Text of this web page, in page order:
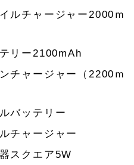
ルチャージャー2000ｍ
リー2100mAh
チャージャー（2200ｍ
バッテリー
チャージャー
スクエア5W